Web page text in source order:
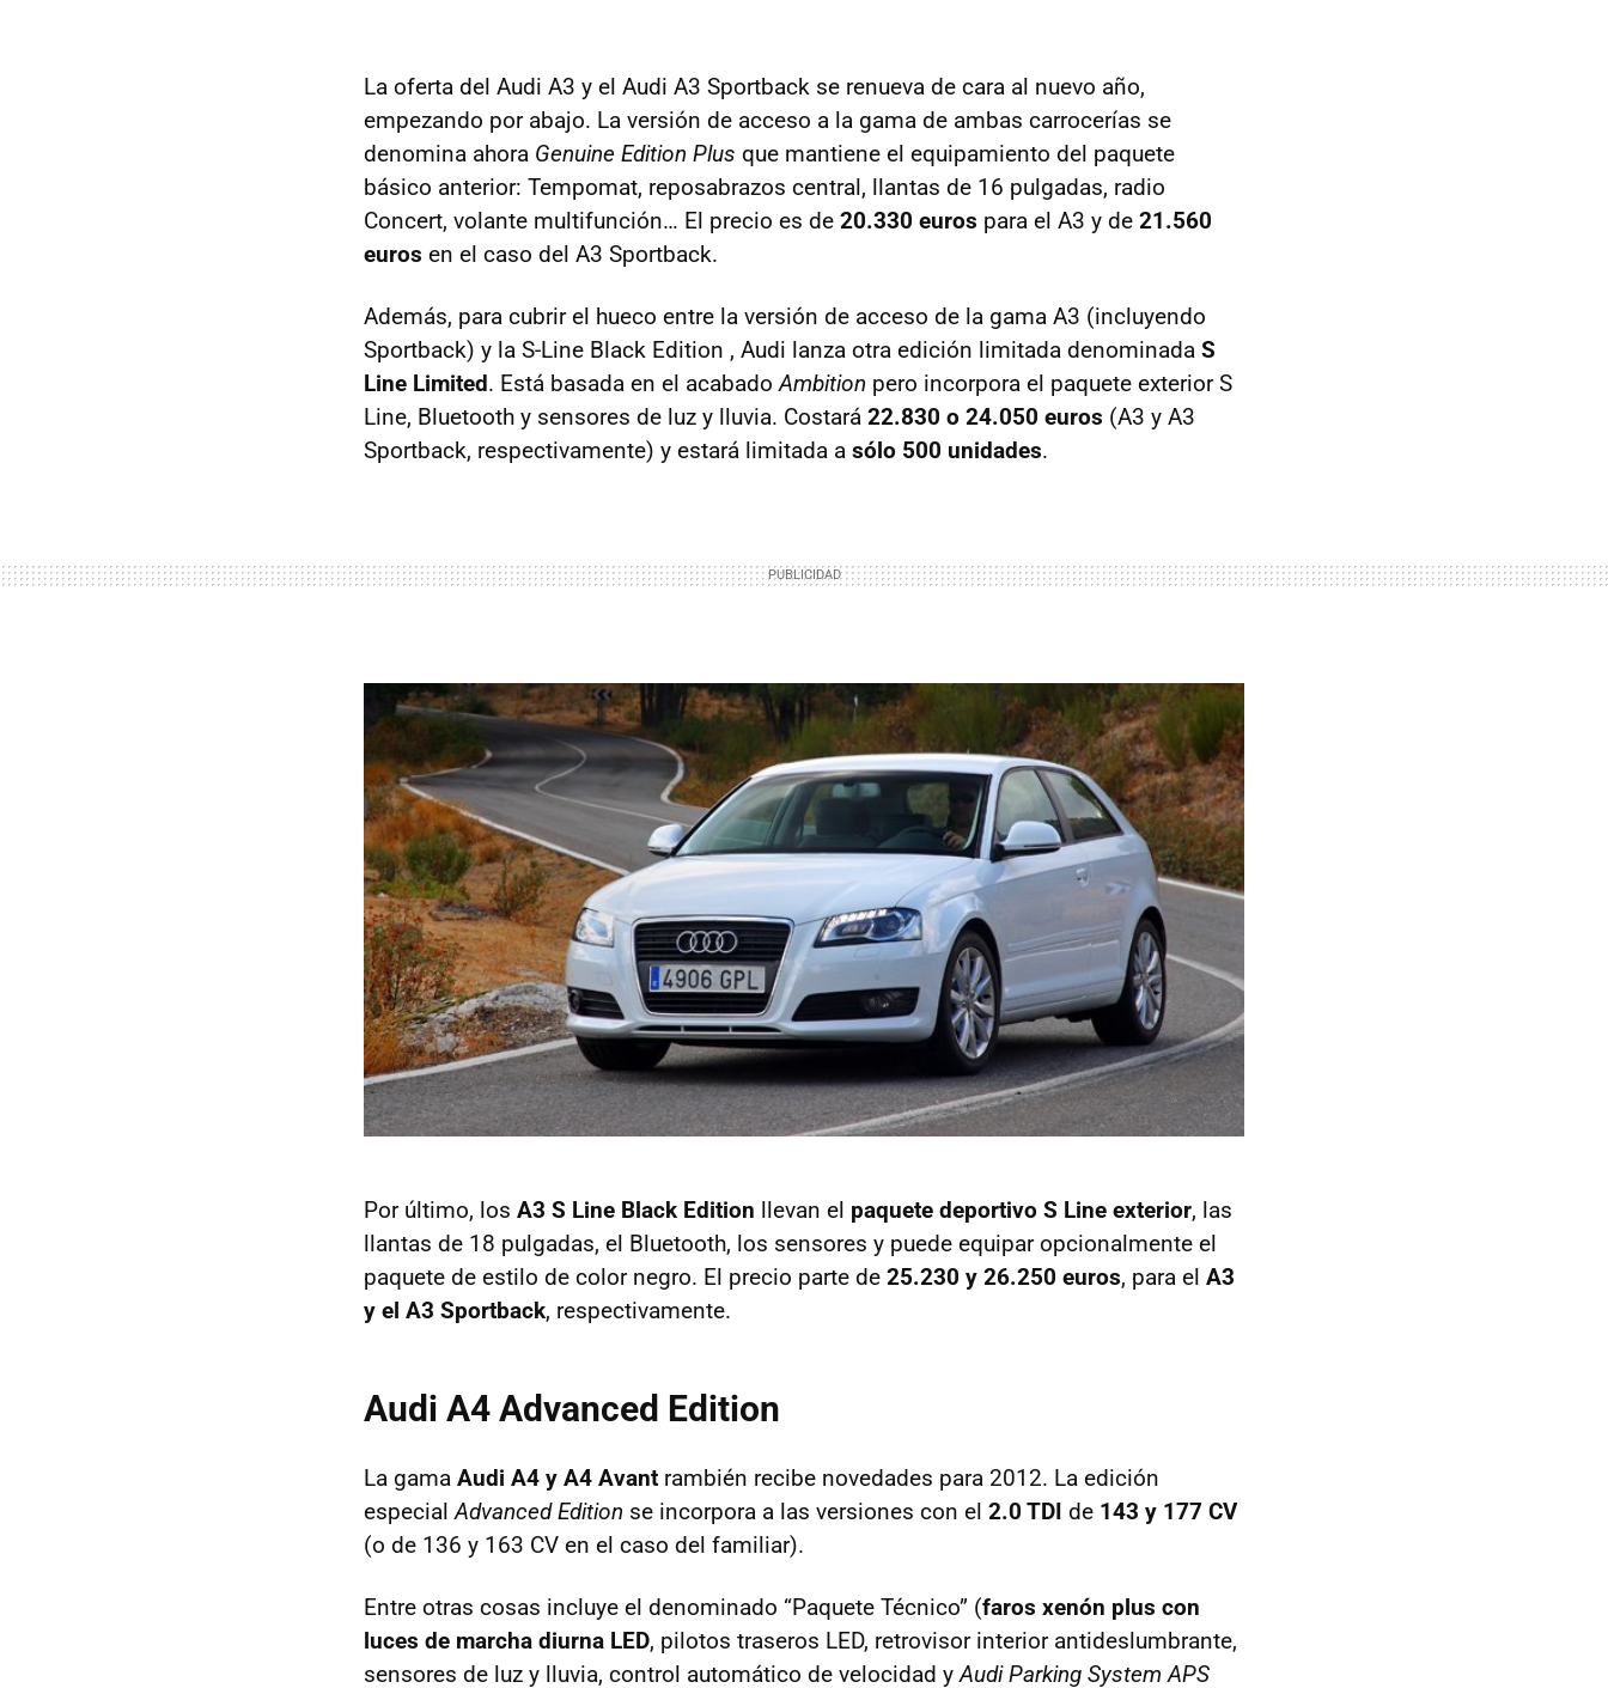
La oferta del Audi A3 y el Audi A3 Sportback se renueva de cara al nuevo año,
empezando por abajo. La versión de acceso a la gama de ambas carrocerías se
denomina ahora Genuine Edition Plus que mantiene el equipamiento del paquete
básico anterior: Tempomat, reposabrazos central, llantas de 16 pulgadas, radio
Concert, volante multifunción… El precio es de 20.330 euros para el A3 y de 21.560
euros en el caso del A3 Sportback.
Además, para cubrir el hueco entre la versión de acceso de la gama A3 (incluyendo
Sportback) y la S-Line Black Edition , Audi lanza otra edición limitada denominada S
Line Limited. Está basada en el acabadoAmbition pero incorpora el paquete exterior S
Line, Bluetooth y sensores de luz y lluvia. Costará 22.830 o 24.050 euros (A3 y A3
Sportback, respectivamente) y estará limitada a sólo 500 unidades.
Por último, los A3 S Line Black Edition llevan el paquete deportivo S Line exterior, las
llantas de 18 pulgadas, el Bluetooth, los sensores y puede equipar opcionalmente el
paquete de estilo de color negro. El precio parte de 25.230 y 26.250 euros, para el A3
y el A3 Sportback, respectivamente.
Audi A4 Advanced Edition
La gama Audi A4 y A4 Avant rambién recibe novedades para 2012. La edición
especialAdvanced Edition se incorpora a las versiones con el 2.0 TDI de 143 y 177 CV
(o de 136 y 163 CV en el caso del familiar).
Entre otras cosas incluye el denominado “Paquete Técnico” (faros xenón plus con
luces de marcha diurna LED, pilotos traseros LED, retrovisor interior antideslumbrante,
sensores de luz y lluvia, control automático de velocidad yAudi Parking System APS